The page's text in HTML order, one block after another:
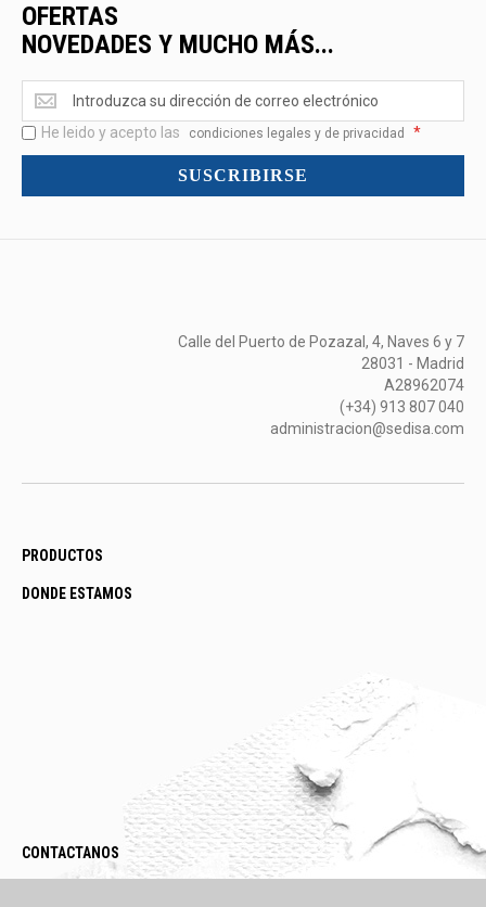
OFERTAS
NOVEDADES Y MUCHO MÁS...
Ofertas
<br>Novedades
y
mucho
He leido y acepto las condiciones legales y de privacidad *
SUSCRIBIRSE
Calle del Puerto de Pozazal, 4, Naves 6 y 7
28031 - Madrid
A28962074
(+34) 913 807 040
administracion@sedisa.com
PRODUCTOS
DONDE ESTAMOS
CONTACTANOS